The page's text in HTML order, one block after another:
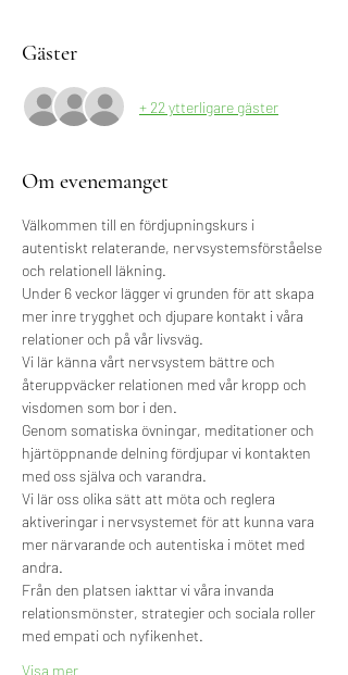
Gäster
+ 22 ytterligare gäster
Om evenemanget
Välkommen till en fördjupningskurs i
autentiskt relaterande, nervsystemsförståelse
och relationell läkning.
Under 6 veckor lägger vi grunden för att skapa
mer inre trygghet och djupare kontakt i våra
relationer och på vår livsväg.
Vi lär känna vårt nervsystem bättre och
återuppväcker relationen med vår kropp och
visdomen som bor i den.
Genom somatiska övningar, meditationer och
hjärtöppnande delning fördjupar vi kontakten
med oss själva och varandra.
Vi lär oss olika sätt att möta och reglera
aktiveringar i nervsystemet för att kunna vara
mer närvarande och autentiska i mötet med
andra.
Från den platsen iakttar vi våra invanda
relationsmönster, strategier och sociala roller
med empati och nyfikenhet.
Visa mer